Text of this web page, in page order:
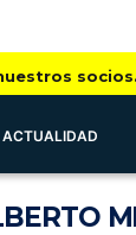
socios.
ACTUALIDAD